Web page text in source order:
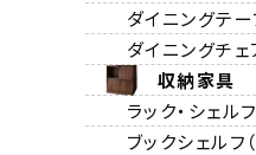
ダイニングテー
ダイニングチェ
収納家具
ラック・シェルフ
ブックシェルフ